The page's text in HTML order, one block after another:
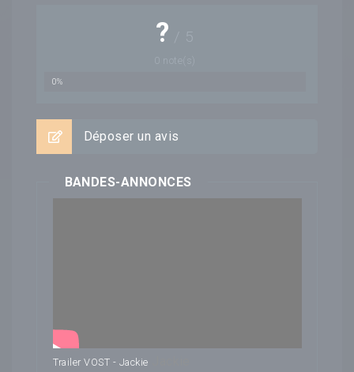
? / 5
note(s)
0%
Déposer un avis
BANDES-ANNONCES
Trailer VOST - Jackie